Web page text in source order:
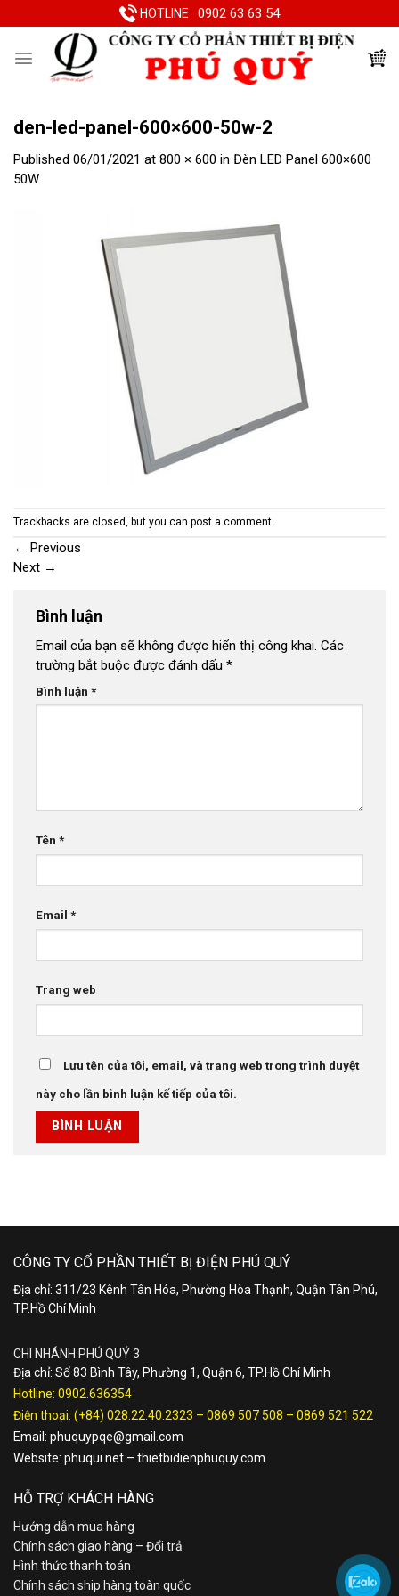
to
HOTLINE 0902 63 63 54
den-led-panel-600×600-50w-2
Published 06/01/2021 at 800 × 600 in Đèn LED Panel 600×600
50W
Trackbacks are closed, but you can post a comment.
← Previous
Next →
Bình luận
Email của bạn sẽ không được hiển thị công khai. Các
trường bắt buộc được đánh dấu *
Bình luận *
Tên *
Email *
Trang web
Lưu tên của tôi, email, và trang web trong trình duyệt
này cho lần bình luận kế tiếp của tôi.
CÔNG TY CỔ PHẦN THIẾT BỊ ĐIỆN PHÚ QUÝ
Địa chỉ: 311/23 Kênh Tân Hóa, Phường Hòa Thạnh, Quận Tân Phú,
TP.Hồ Chí Minh
CHI NHÁNH PHÚ QUÝ 3
Địa chỉ: Số 83 Bình Tây, Phường 1, Quận 6, TP.Hồ Chí Minh
Hotline: 0902.636354
Điện thoại: (+84) 028.22.40.2323 – 0869 507 508 – 0869 521 522
Email: phuquypqe@gmail.com
Website: phuqui.net – thietbidienphuquy.com
HỖ TRỢ KHÁCH HÀNG
Hướng dẫn mua hàng
Chính sách giao hàng – Đổi trả
Hình thức thanh toán
Chính sách ship hàng toàn quốc